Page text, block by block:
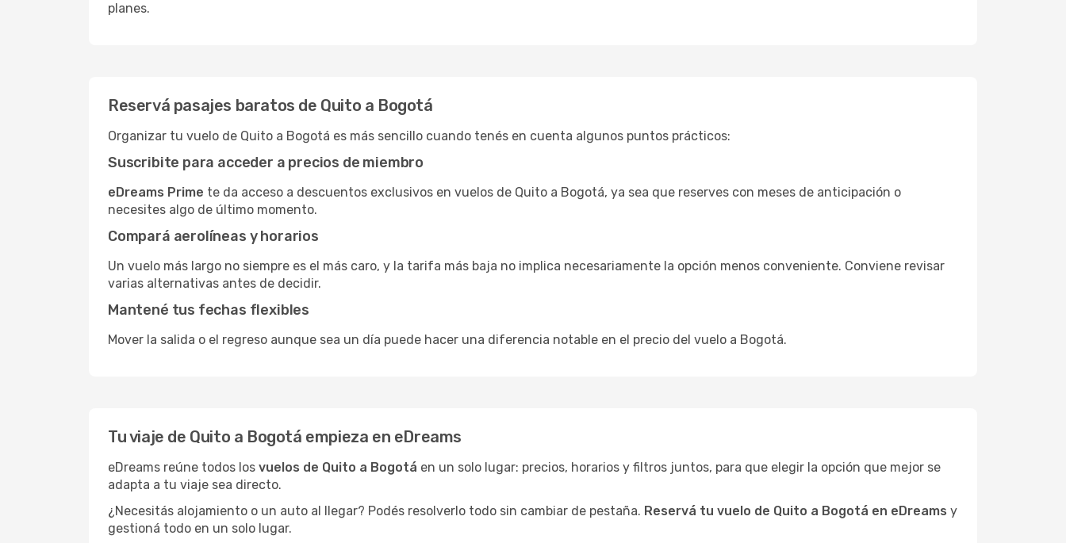
planes.
Reservá pasajes baratos de Quito a Bogotá
Organizar tu vuelo de Quito a Bogotá es más sencillo cuando tenés en cuenta algunos puntos prácticos:
Suscribite para acceder a precios de miembro
eDreams Prime te da acceso a descuentos exclusivos en vuelos de Quito a Bogotá, ya sea que reserves con meses de anticipación o
necesites algo de último momento.
Compará aerolíneas y horarios
Un vuelo más largo no siempre es el más caro, y la tarifa más baja no implica necesariamente la opción menos conveniente. Conviene revisar
varias alternativas antes de decidir.
Mantené tus fechas flexibles
Mover la salida o el regreso aunque sea un día puede hacer una diferencia notable en el precio del vuelo a Bogotá.
Tu viaje de Quito a Bogotá empieza en eDreams
eDreams reúne todos los vuelos de Quito a Bogotá en un solo lugar: precios, horarios y filtros juntos, para que elegir la opción que mejor se
adapta a tu viaje sea directo.
¿Necesitás alojamiento o un auto al llegar? Podés resolverlo todo sin cambiar de pestaña. Reservá tu vuelo de Quito a Bogotá en eDreams y
gestioná todo en un solo lugar.